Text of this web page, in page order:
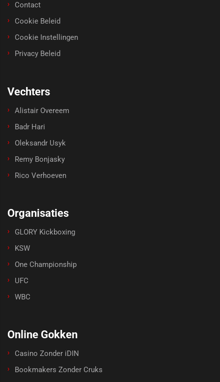
Contact
Cookie Beleid
Cookie Instellingen
Privacy Beleid
Vechters
Alistair Overeem
Badr Hari
Oleksandr Usyk
Remy Bonjasky
Rico Verhoeven
Organisaties
GLORY Kickboxing
KSW
One Championship
UFC
WBC
Online Gokken
Casino Zonder iDIN
Bookmakers Zonder Cruks